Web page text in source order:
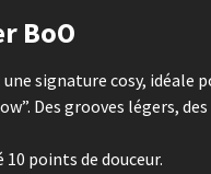
BoO
une signature cosy, idéale
Des grooves légers,
points de douceur.